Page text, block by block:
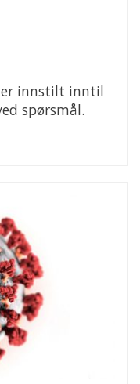
er innstilt inntil
spørsmål.